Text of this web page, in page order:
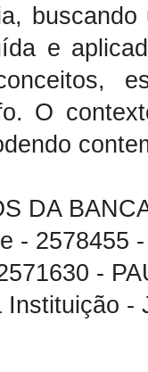
e
O
DA
- 2578455
-
Instituição -